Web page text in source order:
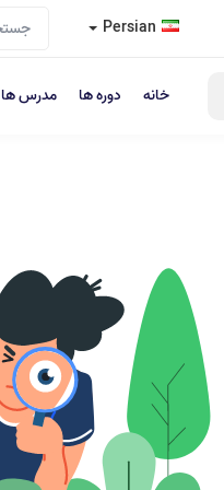
Persian
خانه دوره ها مدرس ها